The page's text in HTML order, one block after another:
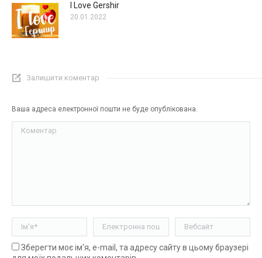
I Love Gershir
20.01.2022
Залишити коментар
Ваша адреса електронної пошти не буде опублікована.
Коментар
Ім'я * Електронна пошта * Вебсайт
Зберегти моє ім'я, e-mail, та адресу сайту в цьому браузері